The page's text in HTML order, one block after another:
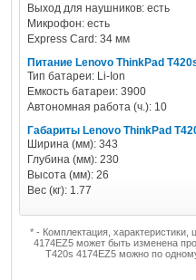
Выход для наушников: есть
Микрофон: есть
Express Card: 34 мм
Питание Lenovo ThinkPad
Тип батареи: Li-Ion
Емкость батареи: 3900
Автономная работа (ч.): 10
Габариты Lenovo ThinkPad
Ширина (мм): 343
Глубина (мм): 230
Высота (мм): 26
Вес (кг): 1.77
* - Комплектация, характеристики,
4174EZ5 может быть изменена
T420s 4174EZ5 можно по